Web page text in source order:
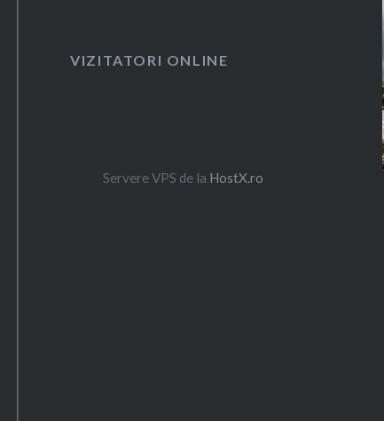
VIZITATORI ONLINE
Servere VPS de la HostX.ro